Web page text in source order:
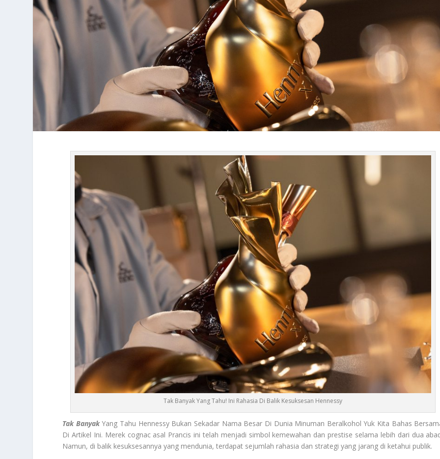
Tak Banyak Yang Tahu! Ini Rahasia Di Balik Kesuksesan Hennessy
Tak BanyakYang Tahu Hennessy Bukan Sekadar Nama Besar Di Dunia Minuman Beralkohol Yuk Kita Bahas
Di Artikel Ini. Merek cognac asal Prancis ini telah menjadi simbol kemewahan dan prestise selama lebih dari dua
Namun, di balik kesuksesannya yang mendunia, terdapat sejumlah rahasia dan strategi yang jarang di ketahui publik.